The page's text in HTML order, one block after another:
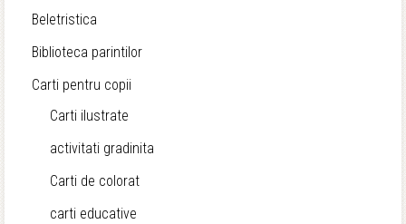
Beletristica
Biblioteca parintilor
Carti pentru copii
Carti ilustrate
activitati gradinita
Carti de colorat
carti educative